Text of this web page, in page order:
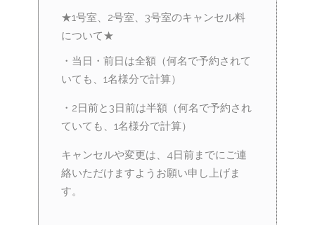
★1号室、2号室、3号室のキャンセル料
について★
・当日・前日は全額（何名で予約されて
いても、1名様分で計算）
・2日前と3日前は半額（何名で予約され
ていても、1名様分で計算）
キャンセルや変更は、4日前までにご連
絡いただけますようお願い申し上げま
す。